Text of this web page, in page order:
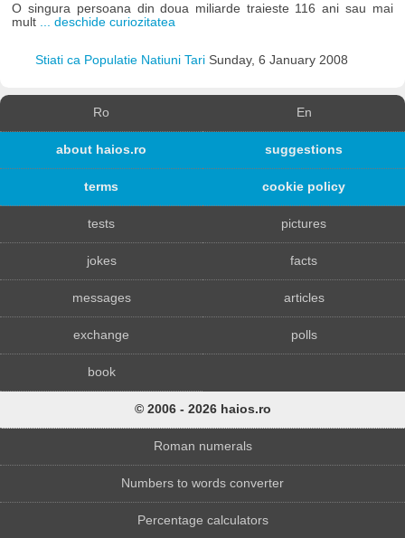
O singura persoana din doua miliarde traieste 116 ani sau mai
mult
... deschide curiozitatea
Stiati ca Populatie Natiuni Tari Sunday, 6 January 2008
Ro En
about haios.ro suggestions
terms cookie policy
tests pictures
jokes facts
messages articles
exchange polls
book
© 2006 - 2026 haios.ro
Roman numerals
Numbers to words converter
Percentage calculators